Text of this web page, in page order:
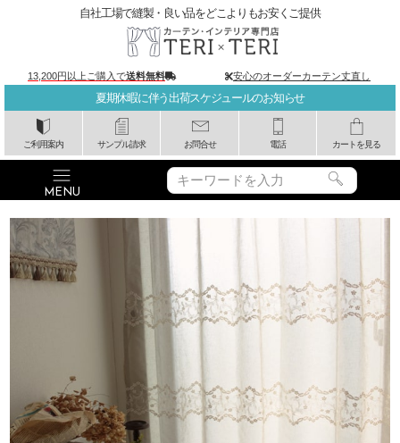
夏期休暇に伴う出荷スケジュールのお知らせ
ご利用案内 サンプル請求 お問合せ 電話 カートを見る
自社工場で縫製・良い品をどこよりもお安くご提供
13,200円以上ご購入で送料無料 安心のオーダーカーテン丈直し